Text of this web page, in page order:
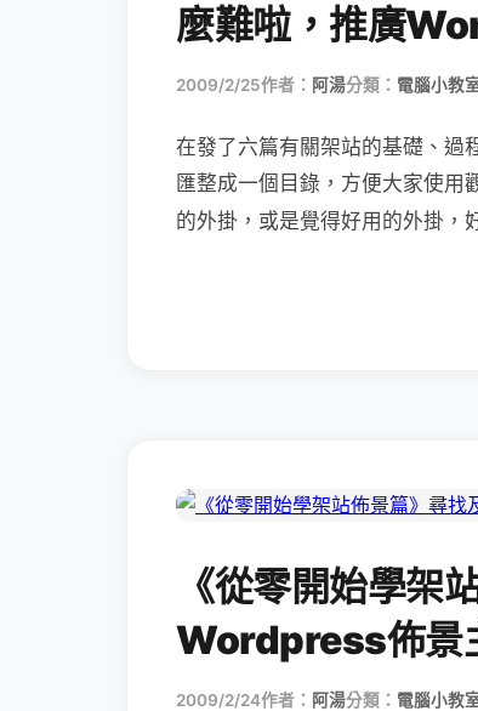
麼難啦，推廣
2009/2/25作者： 阿湯分類： 電腦小教
在發了六篇有關架站的基礎、過
匯整成一個目錄，方便大家使用
的外掛，或是覺得好用的外掛，
《從零開始學架
Wordpress佈景
2009/2/24作者： 阿湯分類： 電腦小教